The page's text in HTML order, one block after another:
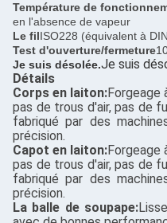
Température de
en l'absence de vapeur
Le filISO228 (équivalent à
Test d'ouverture/fermeture
Je suis désolée.Je suis
Détails
Corps en laiton:Forgeage
pas de trous d'air, pas de
fabriqué par des
précision.
Capot en laiton:Forgeage
pas de trous d'air, pas de
fabriqué par des
précision.
La balle de soupape: